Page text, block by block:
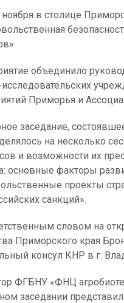
ноября в столице
объединило
исследовательских
Приморья и
заседание,
на несколько
и возможности их
основные факторы
проекты
санкций».
словом на
Приморского края
консул КНР в г.
ФГБНУ «ФНЦ
заседании